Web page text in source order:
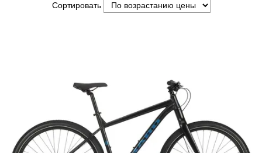
Сортировать